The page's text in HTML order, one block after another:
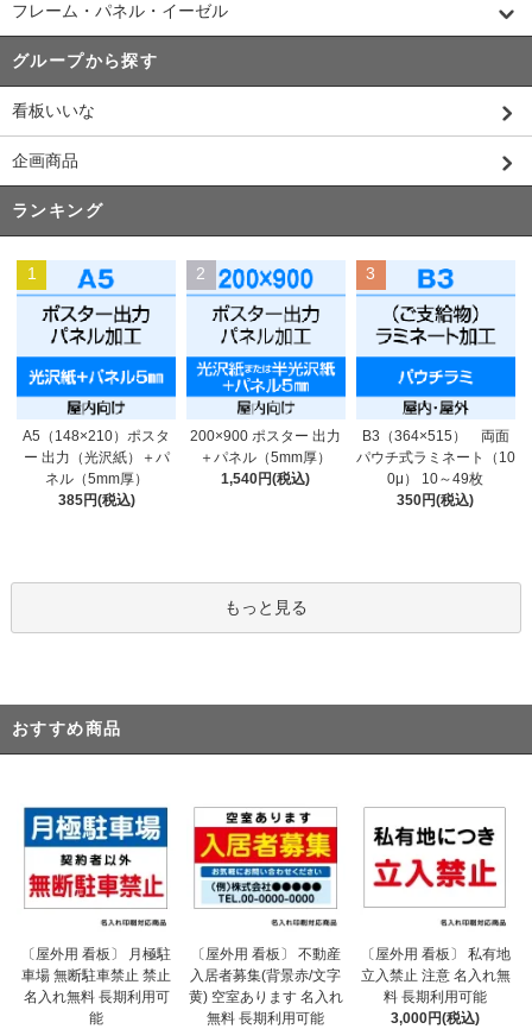
フレーム・パネル・イーゼル
グループから探す
看板いいな
企画商品
ランキング
1
A5（148×210）ポスタ
ー 出力（光沢紙）＋パ
ネル（5mm厚）
385円(税込)
2
200×900 ポスター 出力
＋パネル（5mm厚）
1,540円(税込)
3
B3（364×515） 両面
パウチ式ラミネート（10
0μ） 10～49枚
350円(税込)
もっと見る
おすすめ商品
〔屋外用 看板〕 月極駐
車場 無断駐車禁止 禁止
名入れ無料 長期利用可
能
〔屋外用 看板〕 不動産
入居者募集(背景赤/文字
黄) 空室あります 名入れ
無料 長期利用可能
〔屋外用 看板〕 私有地
立入禁止 注意 名入れ無
料 長期利用可能
3,000円(税込)